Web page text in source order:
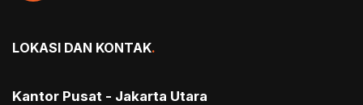
LOKASI DAN KONTAK.
Kantor Pusat - Jakarta Utara